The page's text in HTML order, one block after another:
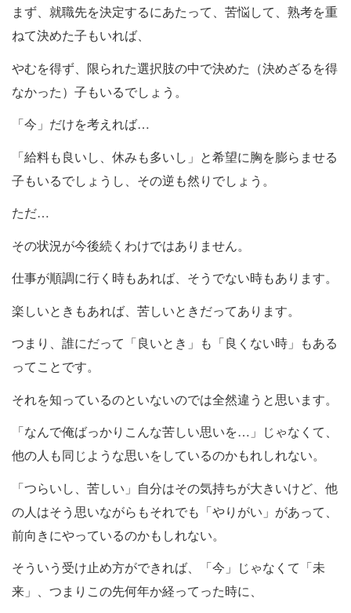
まず、就職先を決定するにあたって、苦悩して、熟考を重
ねて決めた子もいれば、
やむを得ず、限られた選択肢の中で決めた（決めざるを得
なかった）子もいるでしょう。
「今」だけを考えれば…
「給料も良いし、休みも多いし」と希望に胸を膨らませる
子もいるでしょうし、その逆も然りでしょう。
ただ…
その状況が今後続くわけではありません。
仕事が順調に行く時もあれば、そうでない時もあります。
楽しいときもあれば、苦しいときだってあります。
つまり、誰にだって「良いとき」も「良くない時」もある
ってことです。
それを知っているのといないのでは全然違うと思います。
「なんで俺ばっかりこんな苦しい思いを…」じゃなくて、
他の人も同じような思いをしているのかもれしれない。
「つらいし、苦しい」自分はその気持ちが大きいけど、他
の人はそう思いながらもそれでも「やりがい」があって、
前向きにやっているのかもしれない。
そういう受け止め方ができれば、「今」じゃなくて「未
来」、つまりこの先何年か経ってった時に、